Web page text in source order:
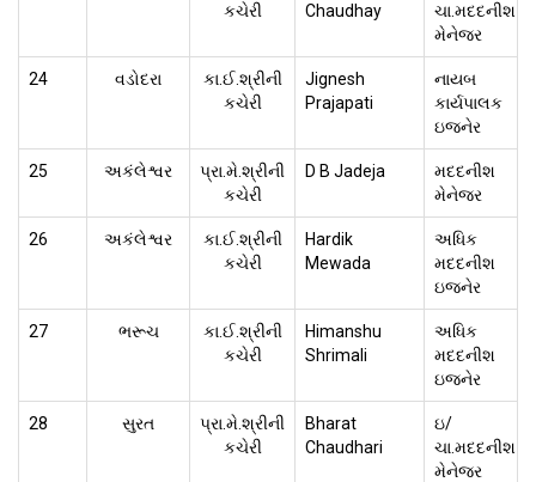
કચેરી
Chaudhay
ચા.મદદનીશ
મેનેજર
24 વડોદરા
કા.ઈ.શ્રીની
કચેરી
Jignesh
Prajapati
નાયબ
કાર્યપાલક
ઇજનેર
25 અકંલેશ્વર
પ્રા.મે.શ્રીની
કચેરી
D B Jadeja
મદદનીશ
મેનેજર
26 અકંલેશ્વર
કા.ઈ.શ્રીની
કચેરી
Hardik
Mewada
અધિક
મદદનીશ
ઇજનેર
27 ભરૂચ
કા.ઈ.શ્રીની
કચેરી
Himanshu
Shrimali
અધિક
મદદનીશ
ઇજનેર
28 સુરત
પ્રા.મે.શ્રીની
કચેરી
Bharat
Chaudhari
ઇ/
ચા.મદદનીશ
મેનેજર